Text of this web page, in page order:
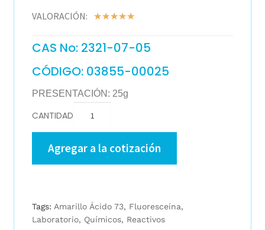
VALORACIÓN: ☆☆☆☆☆
CAS No: 2321-07-05
CÓDIGO: 03855-00025
PRESENTACIÓN: 25g
CANTIDAD
Agregar a la cotización
Tags: Amarillo Ácido 73, Fluoresceína,
Laboratorio, Químicos, Reactivos